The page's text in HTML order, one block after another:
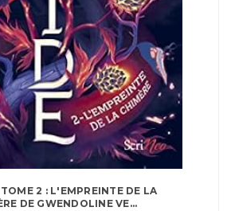
2 : L'EMPREINTE DE LA
DE GWENDOLINE VE...